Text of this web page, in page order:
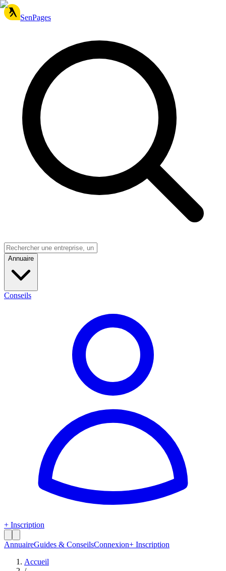
SenPages
Annuaire
Conseils
+ Inscription
AnnuaireGuides & ConseilsConnexion+ Inscription
Accueil